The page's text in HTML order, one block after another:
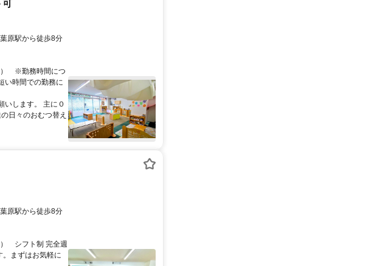
可
） ※勤務時間につ
い時間での勤務に
いします。 主に０
日々のおむつ替え
シフト制 完全週
。まずはお気軽に